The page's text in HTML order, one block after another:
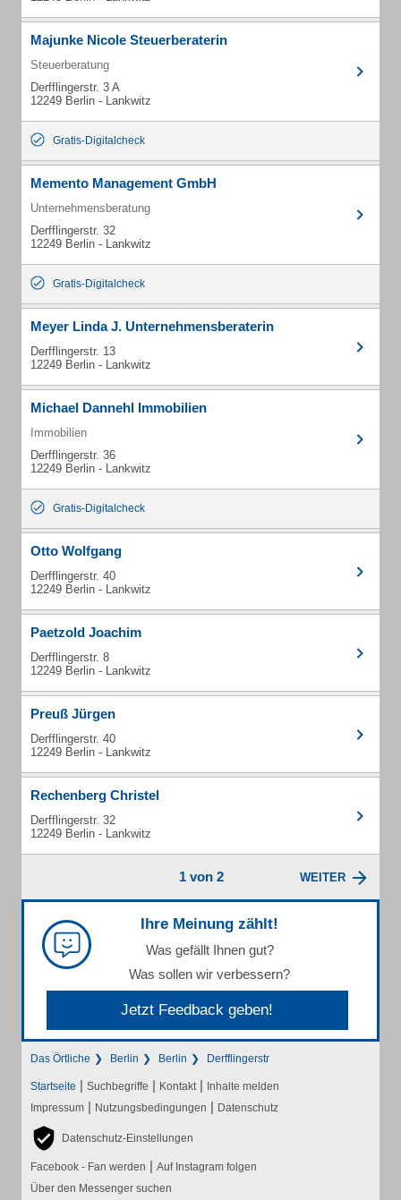
Majunke Nicole Steuerberaterin
Steuerberatung
Derfflingerstr. 3 A
12249 Berlin - Lankwitz
Gratis-Digitalcheck
Memento Management GmbH
Unternehmensberatung
Derfflingerstr. 32
12249 Berlin - Lankwitz
Gratis-Digitalcheck
Meyer Linda J. Unternehmensberaterin
Derfflingerstr. 13
12249 Berlin - Lankwitz
Michael Dannehl Immobilien
Immobilien
Derfflingerstr. 36
12249 Berlin - Lankwitz
Gratis-Digitalcheck
Otto Wolfgang
Derfflingerstr. 40
12249 Berlin - Lankwitz
Paetzold Joachim
Derfflingerstr. 8
12249 Berlin - Lankwitz
Preuß Jürgen
Derfflingerstr. 40
12249 Berlin - Lankwitz
Rechenberg Christel
Derfflingerstr. 32
12249 Berlin - Lankwitz
1 von 2 WEITER
Ihre Meinung zählt!
Was gefällt Ihnen gut?
Was sollen wir verbessern?
Jetzt Feedback geben!
Das Örtliche Berlin Berlin Derfflingerstr
Startseite | Suchbegriffe | Kontakt | Inhalte melden
Impressum | Nutzungsbedingungen | Datenschutz
Datenschutz-Einstellungen
Facebook - Fan werden | Auf Instagram folgen
Über den Messenger suchen